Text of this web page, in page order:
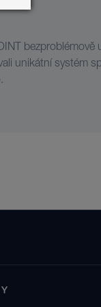
bezproblémově
unikátní systém